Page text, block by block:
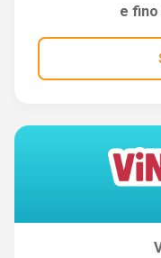
e fino